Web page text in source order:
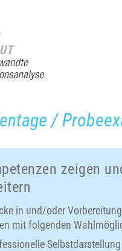
/
zeigen
in und/oder
mit folgenden
Selbstdarstellung